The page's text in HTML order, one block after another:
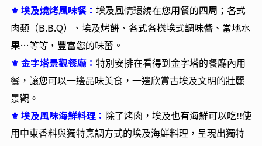
⚜ 埃及燒烤風味餐： 埃及風情環繞在您用餐的四周；各式
肉類（B.B.Q）、埃及烤餅、各式各樣埃式調味醬、當地水
果…等等，豐富您的味蕾。
⚜ 金字塔景觀餐廳： 特別安排在看得到金字塔的餐廳內用
餐，讓您可以一邊品味美食，一邊欣賞古埃及文明的壯麗
景觀。
⚜ 埃及風味海鮮料理： 除了烤肉，埃及也有海鮮可以吃!!使
用中東香料與獨特烹調方式的埃及海鮮料理，呈現出獨特